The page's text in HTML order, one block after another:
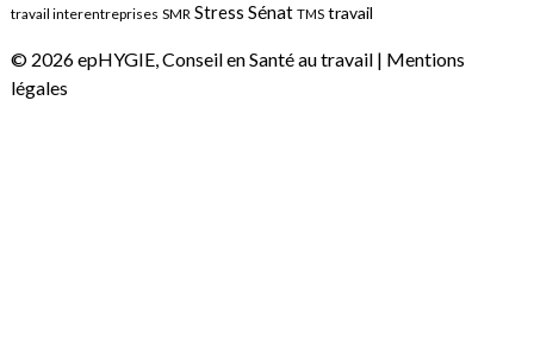
travail interentreprises SMR Stress Sénat TMS travail
© 2026 epHYGIE, Conseil en Santé au travail | Mentions
légales